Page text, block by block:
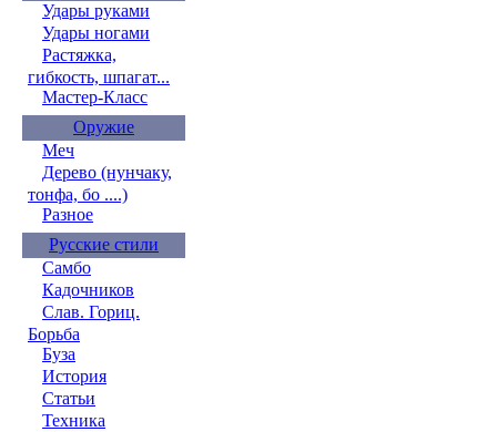
Удары руками
Удары ногами
Растяжка,
гибкость, шпагат...
Мастер-Класс
Оружие
Меч
Дерево (нунчаку,
тонфа, бо ....)
Разное
Русские стили
Самбо
Кадочников
Слав. Гориц.
Борьба
Буза
История
Статьи
Техника